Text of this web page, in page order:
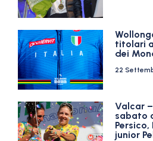
titolari
dei
22
Valcar
sabato
Persico,
junior